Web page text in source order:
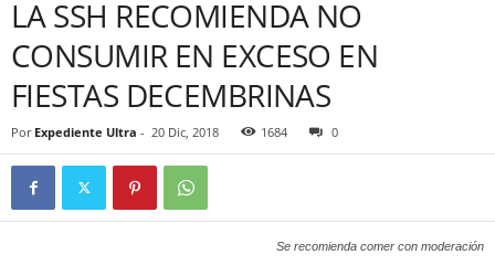
LA SSH RECOMIENDA NO
CONSUMIR EN EXCESO EN
FIESTAS DECEMBRINAS
Por Expediente Ultra - 20 Dic, 2018 1684 0
Se recomienda comer con moderación